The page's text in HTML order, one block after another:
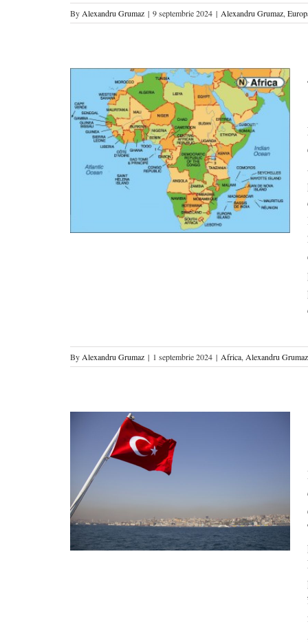
By Alexandru Grumaz | 9 septembrie 2024 | Alexandru Grumaz,
By Alexandru Grumaz | 1 septembrie 2024 | Africa, Alexandru Grumaz